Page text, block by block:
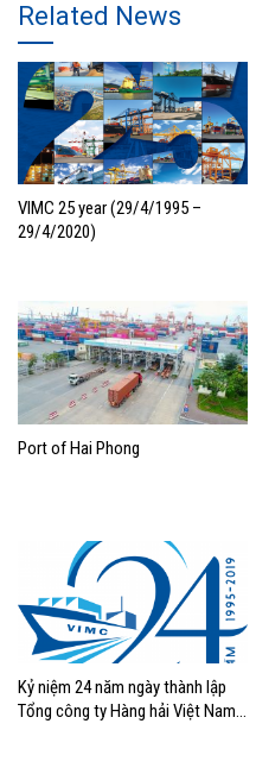
Related News
VIMC 25 year (29/4/1995 –
29/4/2020)
Port of Hai Phong
Kỷ niệm 24 năm ngày thành lập
Tổng công ty Hàng hải Việt Nam